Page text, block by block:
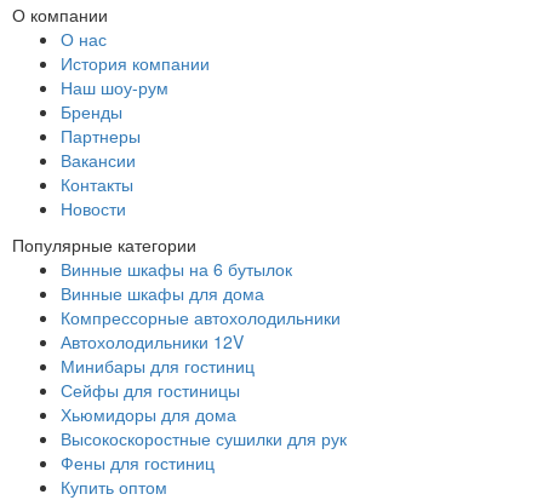
О компании
О нас
История компании
Наш шоу-рум
Бренды
Партнеры
Вакансии
Контакты
Новости
Популярные категории
Винные шкафы на 6 бутылок
Винные шкафы для дома
Компрессорные автохолодильники
Автохолодильники 12V
Минибары для гостиниц
Сейфы для гостиницы
Хьюмидоры для дома
Высокоскоростные сушилки для рук
Фены для гостиниц
Купить оптом